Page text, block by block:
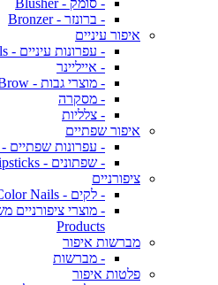
- סומק - Blusher
- ברונזר - Bronzer
איפור עיניים
- עפרונות עיניים - Eye Pencils
- אייליינר
- מוצרי גבות - For Eye Brow
- מסקרה
- צלליות
איפור שפתיים
- עפרונות שפתיים - Lip Pencils
- שפתונים - Lipsticks
ציפורניים
- לקים - Color Nails
Products
מברשות איפור
- מברשות
פלטות איפור